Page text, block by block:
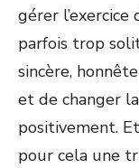
gérer
parfois trop
sincère,
et de changer
positivement.
pour cela une